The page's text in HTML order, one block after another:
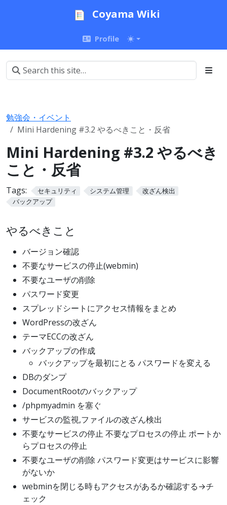
Coyama Wiki
Profile
勉強会・イベント
Mini Hardening #3.2 やるべきこと・反省
Mini Hardening #3.2 やるべき
こと・反省
Tags: セキュリティ システム管理
改ざん検出
バックアップ
やるべきこと
バージョン確認
不要なサービスの停止(webmin)
不要なユーザの削除
パスワード変更
スプレッドシートにアクセス情報をまとめ
WordPressの改ざん
テーマECCの改ざん
バックアップの作成
バックアップを最初にとる パスワードを変える
DBのダンプ
DocumentRootのバックアップ
/phpmyadmin を塞ぐ
サービスの監視,ファイルの改ざん検出
不要なサービスの停止 不要なプロセスの停止 ポートか
らプロセスの停止
不要なユーザの削除 パスワード変更はサービスに影響
がないか
webminを閉じる時もアクセスがあるか確認する→チ
ェック